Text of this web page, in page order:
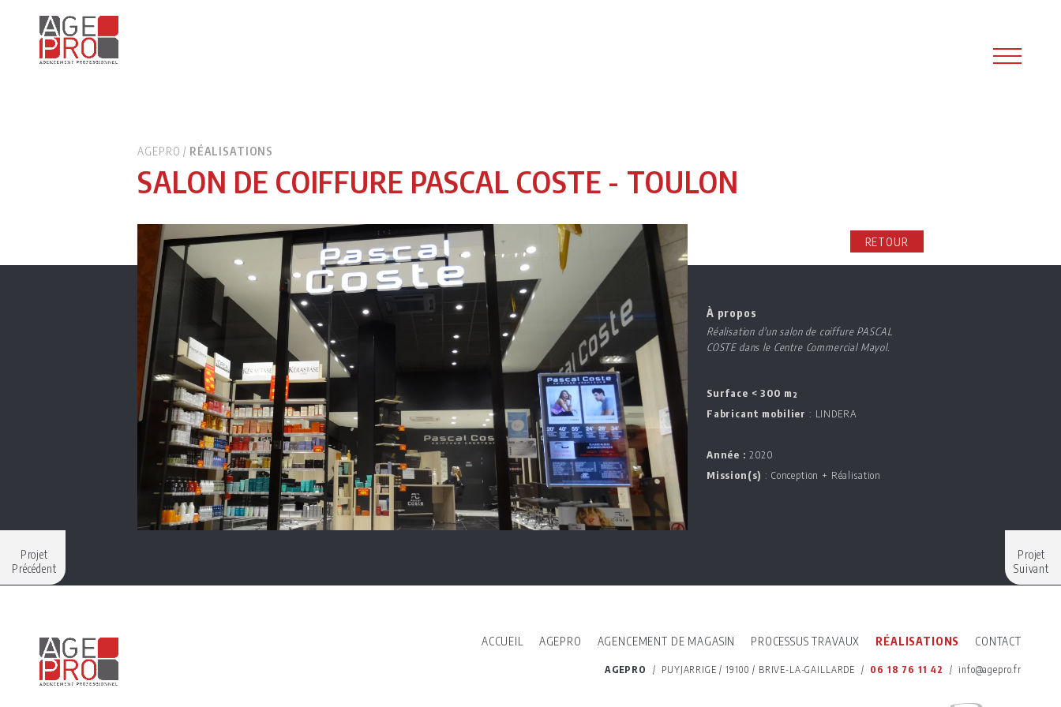
AGEPRO / RÉALISATIONS
SALON DE COIFFURE PASCAL COSTE - TOULON
RETOUR
À propos
Réalisation d'un salon de coiffure PASCAL
COSTE dans le Centre Commercial Mayol.
Surface < 300 m²
Fabricant mobilier : LINDERA
Année : 2020
Mission(s) : Conception + Réalisation
Projet
Précédent
Projet
Suivant
ACCUEIL AGEPRO AGENCEMENT DE MAGASIN PROCESSUS TRAVAUX RÉALISATIONS CONTACT
AGEPRO / PUYJARRIGE /19100 / BRIVE-LA-GAILLARDE / 06 18 76 11 42 / info@agepro.fr